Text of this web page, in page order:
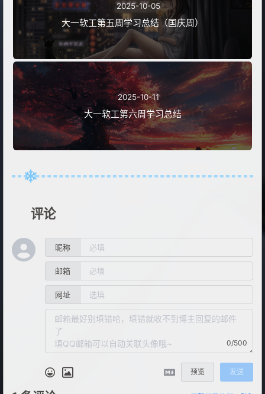
2025-10-05
大一软工第五周学习总结（国庆周）
2025-10-11
大一软工第六周学习总结
评论
昵称
邮箱
网址
0/500
预览 发送